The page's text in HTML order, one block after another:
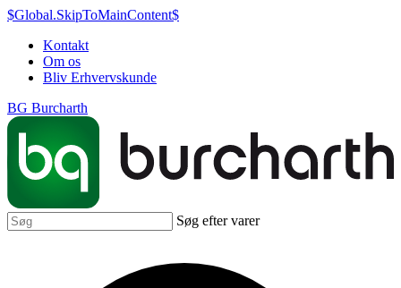
$Global.SkipToMainContent$
Kontakt
Om os
Bliv Erhvervskunde
BG Burcharth
Søg efter varer